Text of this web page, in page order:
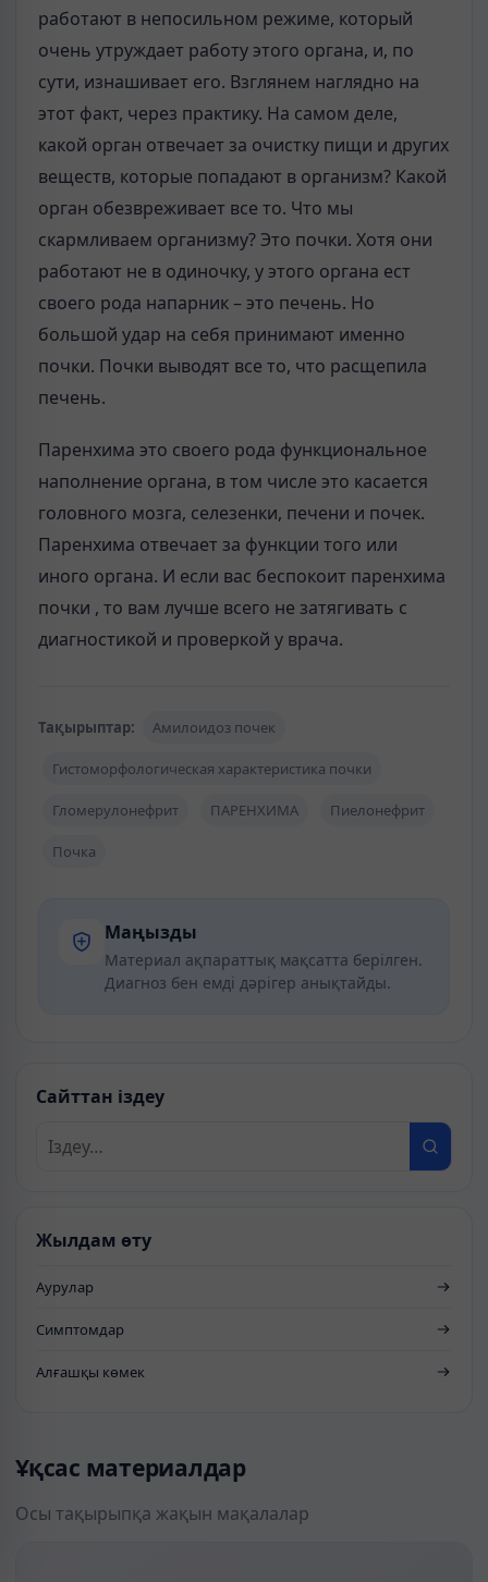
работают в непосильном режиме, который
очень утруждает работу этого органа, и, по
сути, изнашивает его. Взглянем наглядно на
этот факт, через практику. На самом деле,
какой орган отвечает за очистку пищи и других
веществ, которые попадают в организм? Какой
орган обезвреживает все то. Что мы
скармливаем организму? Это почки. Хотя они
работают не в одиночку, у этого органа ест
своего рода напарник – это печень. Но
большой удар на себя принимают именно
почки. Почки выводят все то, что расщепила
печень.
Паренхима это своего рода функциональное
наполнение органа, в том числе это касается
головного мозга, селезенки, печени и почек.
Паренхима отвечает за функции того или
иного органа. И если вас беспокоит паренхима
почки , то вам лучше всего не затягивать с
диагностикой и проверкой у врача.
Тақырыптар: Амилоидоз почек
Гистоморфологическая характеристика почки
Гломерулонефрит ПАРЕНХИМА Пиелонефрит
Почка
Маңызды
Материал ақпараттық мақсатта берілген.
Диагноз бен емді дәрігер анықтайды.
Сайттан іздеу
Жылдам өту
Аурулар
Симптомдар
Алғашқы көмек
Ұқсас материалдар
Осы тақырыпқа жақын мақалалар